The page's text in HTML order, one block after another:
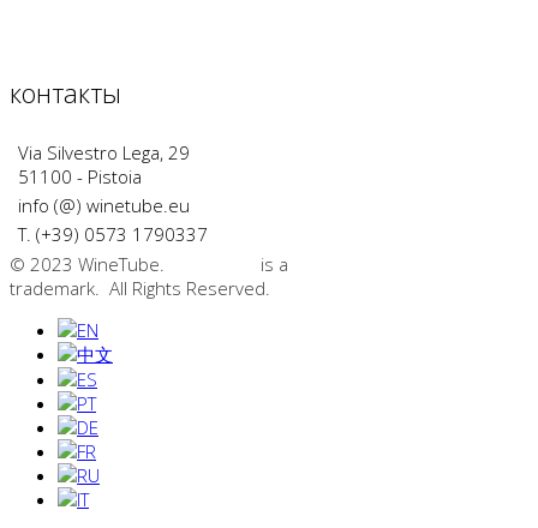
контакты
Via Silvestro Lega, 29
51100 - Pistoia
info (@) winetube.eu
T. (+39) 0573 1790337
© 2023 WineTube.
is a
trademark. All Rights Reserved.